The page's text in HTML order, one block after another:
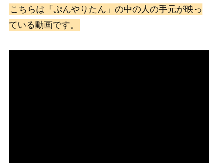
こちらは「ぷんやりたん」の中の人の手元が映っ
ている動画です。